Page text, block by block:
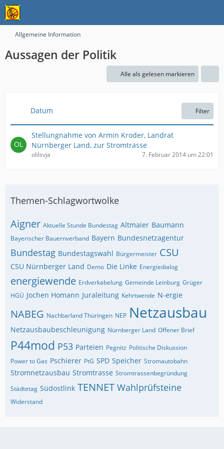
Allgemeine Information
Aussagen der Politik
Alle als gelesen markieren
Datum Filter
Stellungnahme von Armin Kroder, Landrat
Nürnberger Land, zur Stromtrasse
olilsvja 7. Februar 2014 um 22:01
Themen-Schlagwortwolke
Aigner Aktuelle Stunde Bundestag Altmaier Baumann
Bayerischer Bauernverband Bayern Bundesnetzagentur
Bundestag Bundestagswahl Bürgermeister CSU
CSU Nürnberger Land Demo Die Linke Energiedialog
energiewende Erdverkabelung Gemeinde Leinburg Grüger
HGÜ Jochen Homann Juraleitung Kehrtwende N-ergie
NABEG Nachbarland Thüringen NEP Netzausbau
Netzausbaubeschleunigung Nürnberger Land Offener Brief
P44mod P53 Parteien Pegnitz Politische Diskussion
Power to Gas Pschierer PtG SPD Speicher Stromautobahn
Stromnetzausbau Stromtrasse Stromtrassenbegründung
Städtetag Südostlink TENNET Wahlprüfsteine
Widerstand